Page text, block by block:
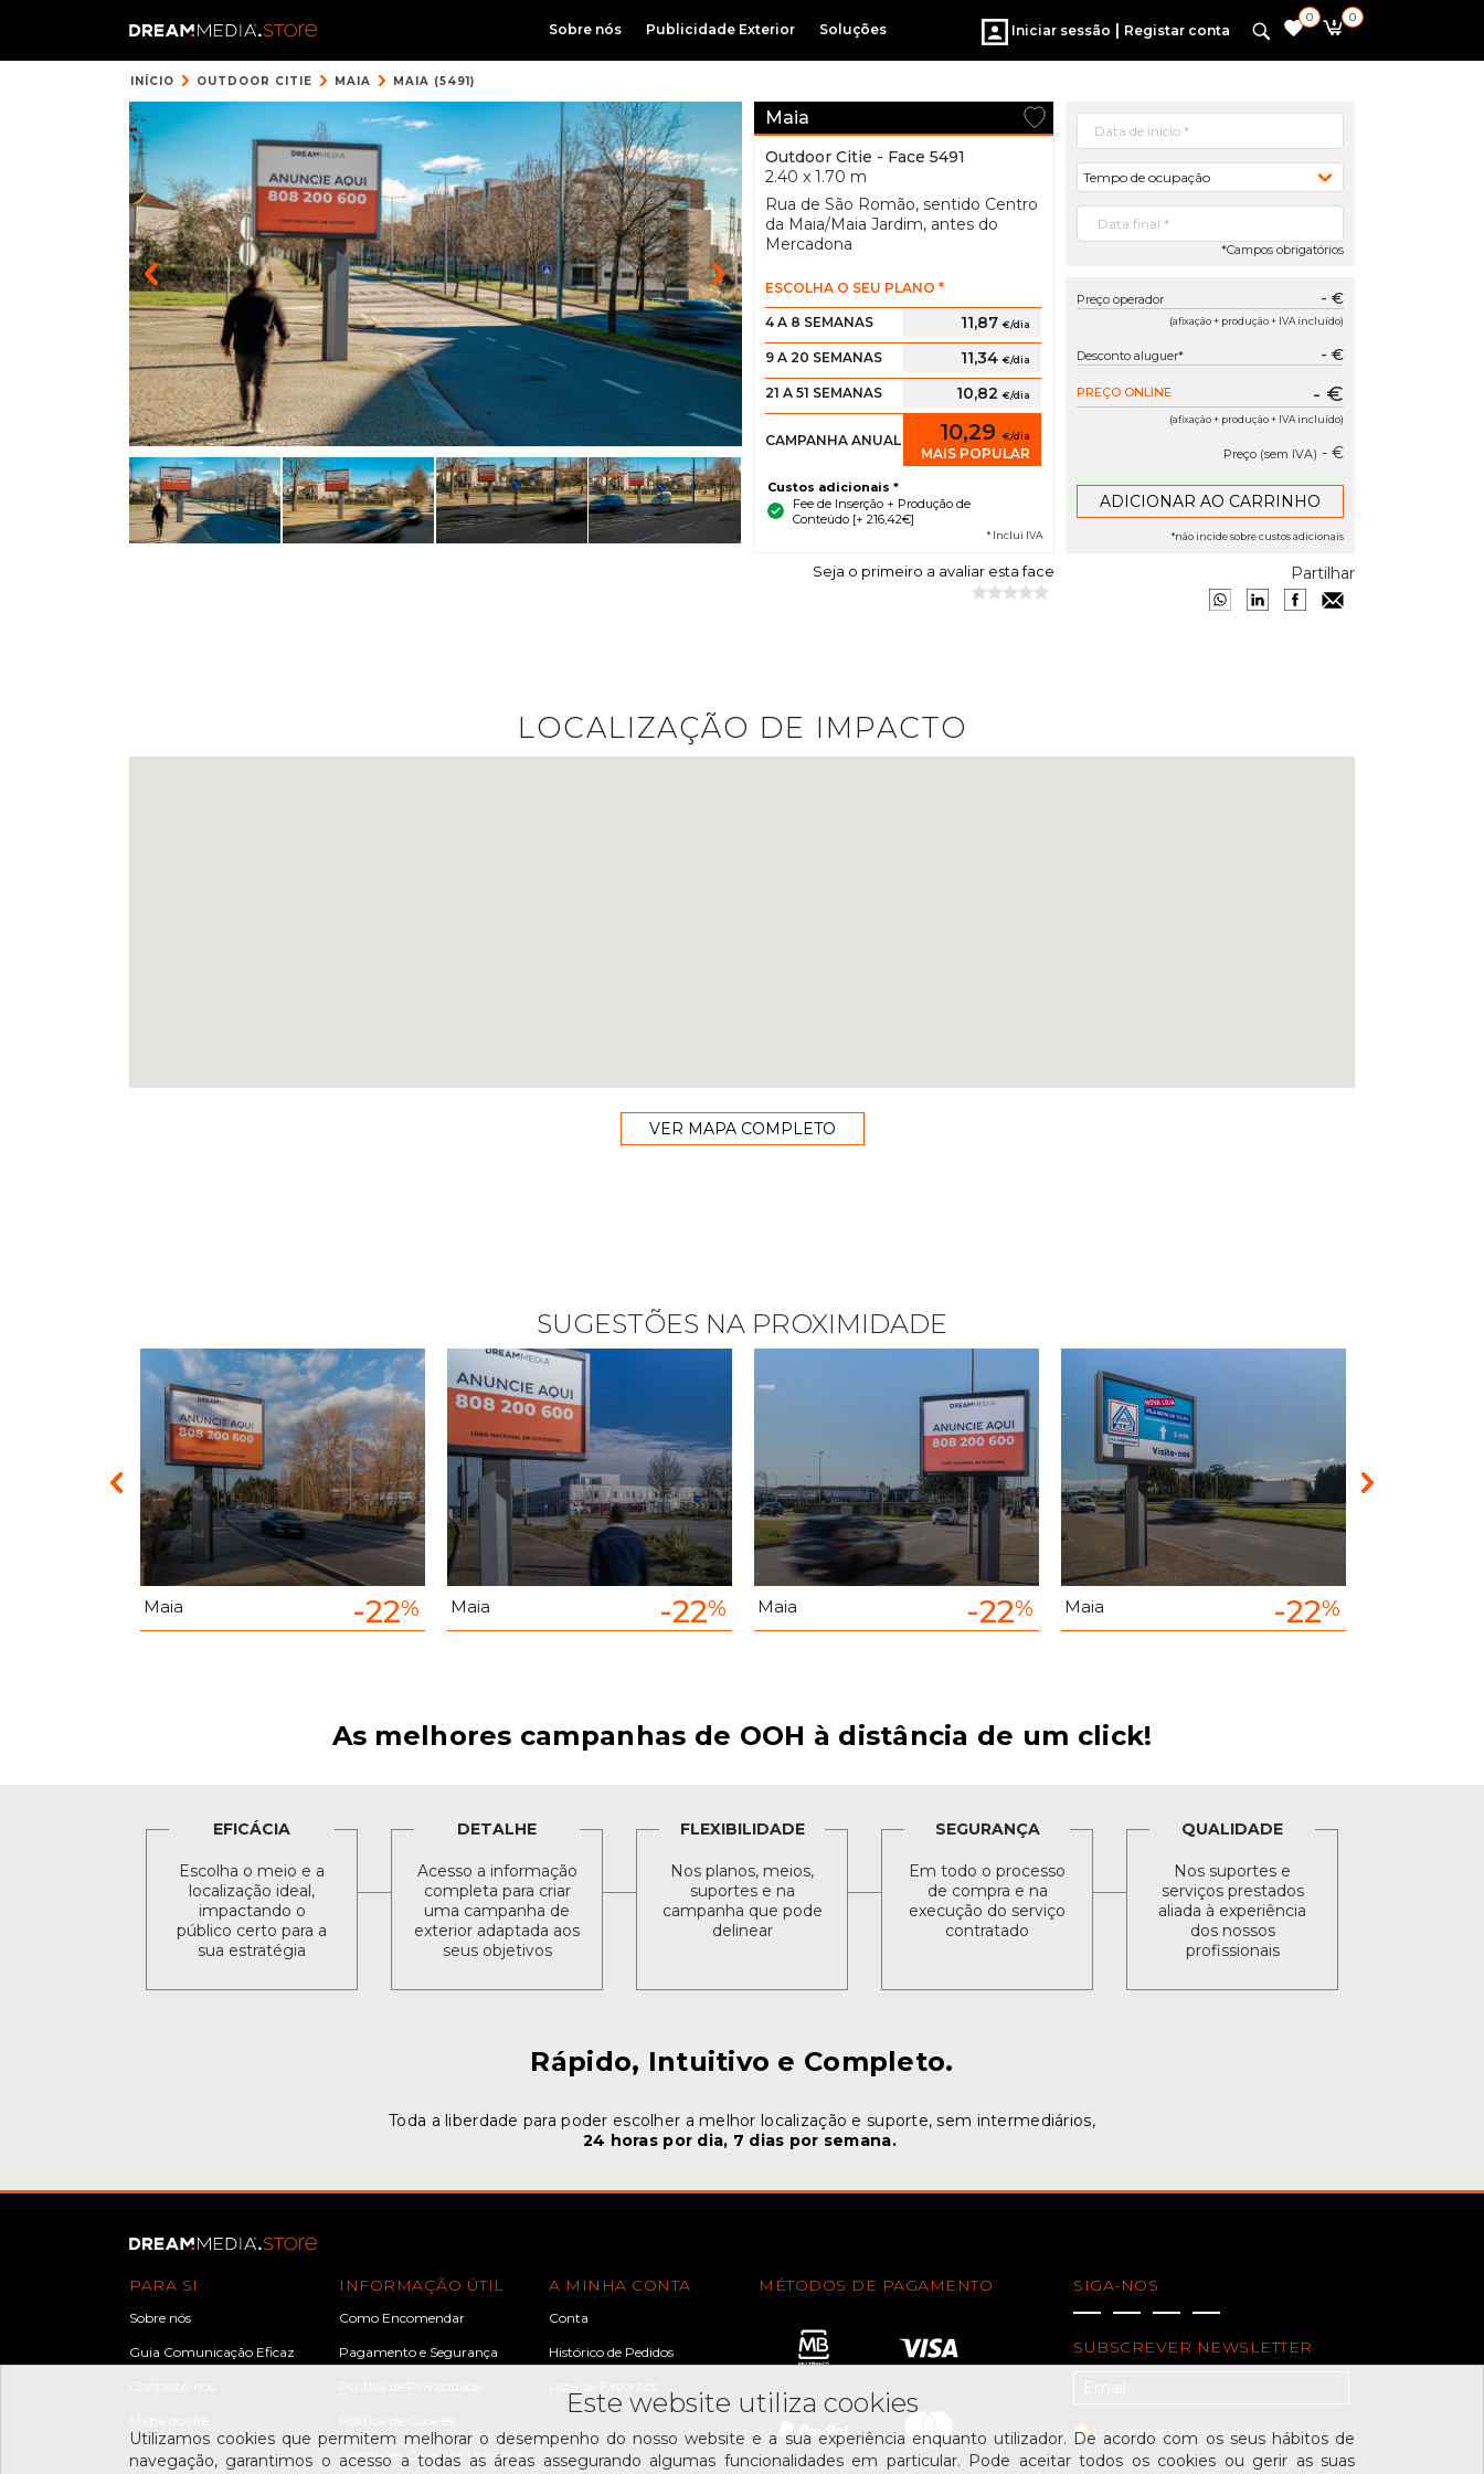
Sobre nós Publicidade Exterior Soluções Iniciar sessão | Registar conta
0 0
INÍCIO OUTDOOR CITIE MAIA MAIA (5491)
Maia
Outdoor Citie - Face 5491
2.40 x 1.70 m
Rua de São Romão, sentido Centro
da Maia/Maia Jardim, antes do
Mercadona
ESCOLHA O SEU PLANO *
4 A 8 SEMANAS 11,87 €/dia
9 A 20 SEMANAS 11,34 €/dia
21 A 51 SEMANAS 10,82 €/dia
CAMPANHA ANUAL 10,29 €/dia
MAIS POPULAR
Custos adicionais *
Fee de Inserção + Produção de
Conteúdo [+ 216,42€]
* Inclui IVA
Tempo de ocupação
*Campos obrigatórios
Preço operador - €
(afixação + produção + IVA incluído)
Desconto aluguer* - €
PREÇO ONLINE - €
(afixação + produção + IVA incluído)
Preço (sem IVA) - €
*não incide sobre custos adicionais
Seja o primeiro a avaliar esta face Partilhar
LOCALIZAÇÃO DE IMPACTO
VER MAPA COMPLETO
SUGESTÕES NA PROXIMIDADE
Maia -22% Maia -22% Maia -22% Maia -22%
As melhores campanhas de OOH à distância de um click!
EFICÁCIA
Escolha o meio e a
localização ideal,
impactando o
público certo para a
sua estratégia
DETALHE
Acesso a informação
completa para criar
uma campanha de
exterior adaptada aos
seus objetivos
FLEXIBILIDADE
Nos planos, meios,
suportes e na
campanha que pode
delinear
SEGURANÇA
Em todo o processo
de compra e na
execução do serviço
contratado
QUALIDADE
Nos suportes e
serviços prestados
aliada à experiência
dos nossos
profissionais
Rápido, Intuitivo e Completo.
Toda a liberdade para poder escolher a melhor localização e suporte, sem intermediários,
24 horas por dia, 7 dias por semana.
PARA SI
Sobre nós
Guia Comunicação Eficaz
INFORMAÇÃO ÚTIL
Como Encomendar
Pagamento e Segurança
Condições Gerais de Utilização
A MINHA CONTA
Conta
Histórico de Pedidos
MÉTODOS DE PAGAMENTO SIGA-NOS
SUBSCREVER NEWSLETTER
Li e aceito ostermos e condições
Este website utiliza cookies
Utilizamos cookies que permitem melhorar o desempenho do nosso website e a sua experiência enquanto utilizador. De acordo com os seus hábitos de
navegação, garantimos o acesso a todas as áreas assegurando algumas funcionalidades em particular. Pode aceitar todos os cookies ou gerir as suas